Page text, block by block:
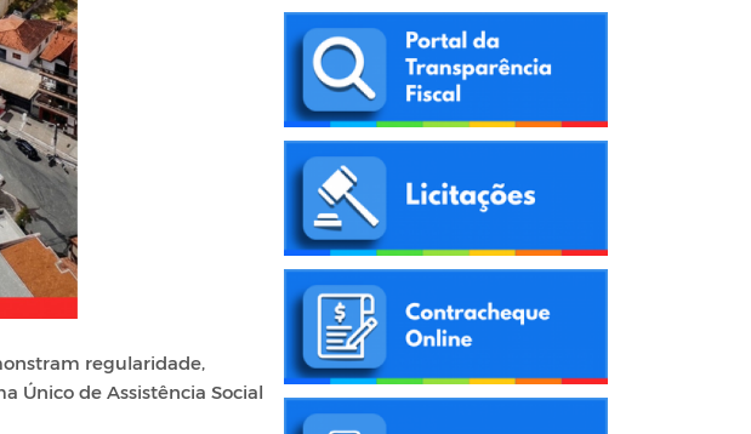
regularidade,
Único de Assistência Social